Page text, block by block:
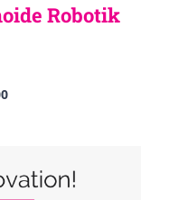
Robotik